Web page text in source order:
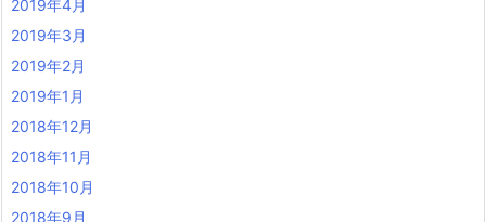
2019年4月
2019年3月
2019年2月
2019年1月
2018年12月
2018年11月
2018年10月
2018年9月